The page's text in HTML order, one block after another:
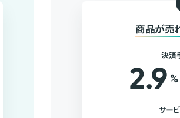
商品が売
決済
2.9 %
サー